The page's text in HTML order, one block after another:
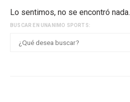
Lo sentimos, no se encontró nada.
BUSCAR EN UNANIMO SPORTS: